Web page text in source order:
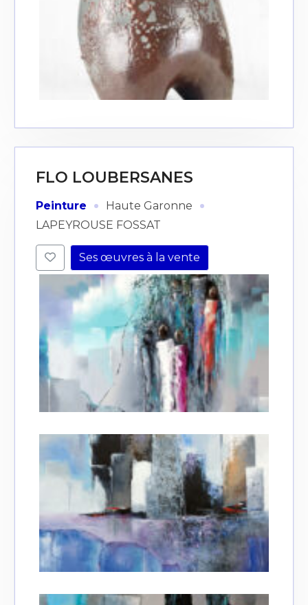
FLO LOUBERSANES
Peinture · Haute Garonne ·
LAPEYROUSE FOSSAT
Ses œuvres à la vente